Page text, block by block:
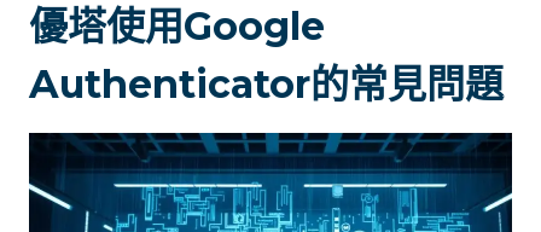
優塔使用Google
Authenticator的常見問題